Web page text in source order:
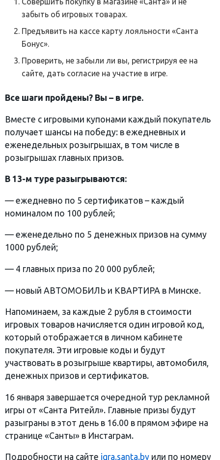
забыть об игровых товарах.
Предъявить на кассе карту лояльности «Санта
Бонус».
Проверить, не забыли ли вы, регистрируя ее на
сайте, дать согласие на участие в игре.
Все шаги пройдены? Вы – в игре.
Вместе с игровыми купонами каждый покупатель
получает шансы на победу: в ежедневных и
еженедельных розыгрышах, в том числе в
розыгрышах главных призов.
В 13-м туре разыгрываются:
— ежедневно по 5 сертификатов – каждый
номиналом по 100 рублей;
— еженедельно по 5 денежных призов на сумму
1000 рублей;
— 4 главных приза по 20 000 рублей;
— новый АВТОМОБИЛЬ и КВАРТИРА в Минске.
Напоминаем, за каждые 2 рубля в стоимости
игровых товаров начисляется один игровой код,
который отображается в личном кабинете
покупателя. Эти игровые коды и будут
участвовать в розыгрыше квартиры, автомобиля,
денежных призов и сертификатов.
16 января завершается очередной тур рекламной
игры от «Санта Ритейл». Главные призы будут
разыграны в этот день в 16.00 в прямом эфире на
странице «Санты» в Инстаграм.
Подробности на сайте igra.santa.by или по номеру